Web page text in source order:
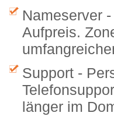
Nameserver
Aufpreis.
Support -
länger im